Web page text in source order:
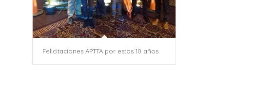
Felicitaciones APTTA por estos 10 años